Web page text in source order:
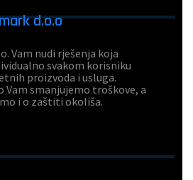
d.o.o
Vam nudi rješenja koja
svakom korisniku
proizvoda i usluga.
Vam smanjujemo troškove, a
i o zaštiti okoliša.